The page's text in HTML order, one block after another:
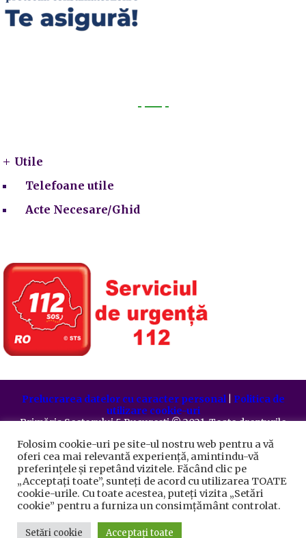
Utile
Telefoane utile
Acte Necesare/Ghid
Prelucrarea datelor cu caracter personal| Politica de
utilizare cookie-uri
Primăria Sectorului 5 București©️2021. Toate drepturile
Folosim cookie-uri pe site-ul nostru web pentru a vă
oferi cea mai relevantă experiență, amintindu-vă
preferințele și repetând vizitele. Făcând clic pe
„Acceptați toate”, sunteți de acord cu utilizarea TOATE
cookie-urile. Cu toate acestea, puteți vizita „Setări
cookie” pentru a furniza un consimțământ controlat.
Setări cookie Acceptați toate